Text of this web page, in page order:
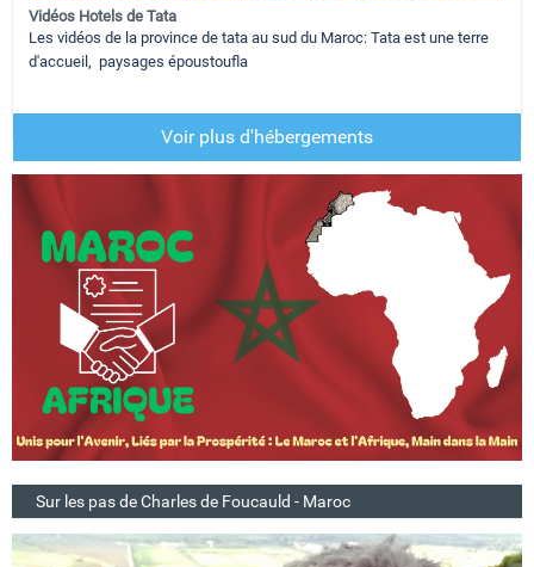
Vidéos Hotels de Tata
Les vidéos de la province de tata au sud du Maroc: Tata est une terre
d'accueil, paysages époustoufla
Voir plus d'hébergements
Sur les pas de Charles de Foucauld - Maroc